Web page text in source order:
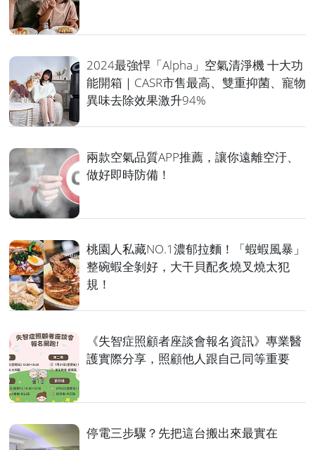
2024最強悍「Alpha」空氣清淨機 十大功
能開箱｜CASR市售最高、雙重抑菌、寵物
異味去除效果激升94%
兩款空氣品質APP推薦，讓你遠離空汙、
做好即時防備！
桃園人私藏NO.1濃郁拉麵！「蝦蝦風暴」
整碗蝦全剝好，大干貝配炙燒叉燒太犯
規！
《失智症照顧者座談會報名資訊》專業醫
護實際分享，照顧他人跟自己同等重要
停電三步驟？先把這台搬出來最實在